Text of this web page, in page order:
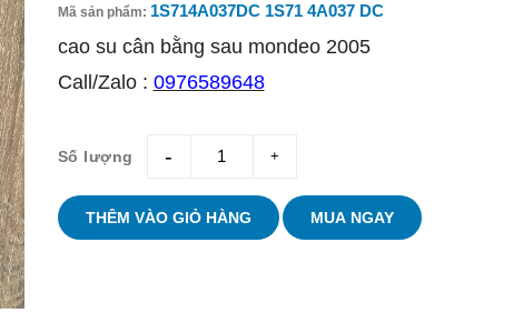
Mã sản phẩm: 1S714A037DC 1S71 4A037 DC
cao su cân bằng sau mondeo 2005
Call/Zalo : 0976589648
Số lượng giam tang
THÊM VÀO GIỎ HÀNG MUA NGAY